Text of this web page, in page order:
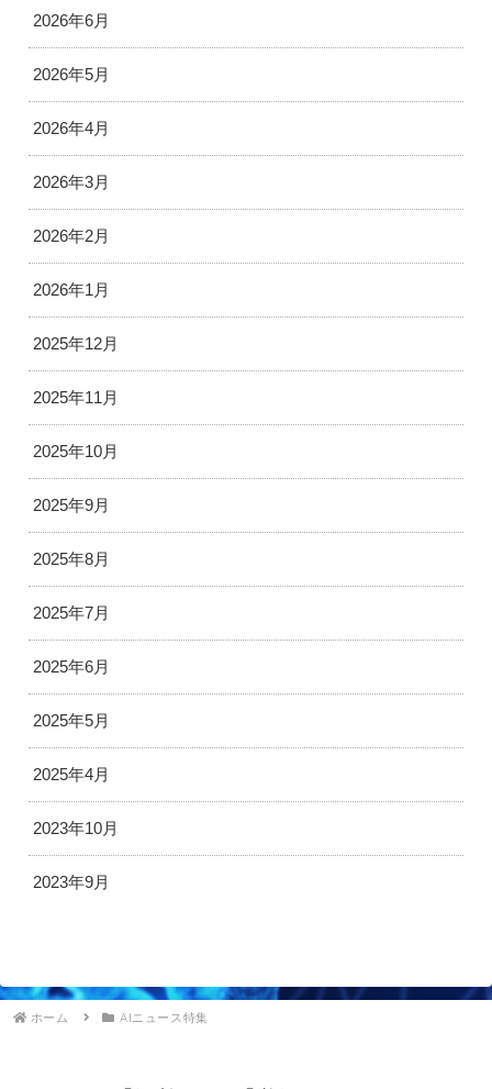
2026年6月
2026年5月
2026年4月
2026年3月
2026年2月
2026年1月
2025年12月
2025年11月
2025年10月
2025年9月
2025年8月
2025年7月
2025年6月
2025年5月
2025年4月
2023年10月
2023年9月
ホーム AIニュース特集